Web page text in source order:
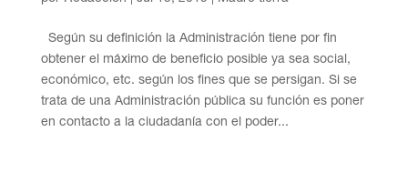
Según su definición la Administración tiene por fin
obtener el máximo de beneficio posible ya sea social,
económico, etc. según los fines que se persigan. Si se
trata de una Administración pública su función es poner
en contacto a la ciudadanía con el poder...